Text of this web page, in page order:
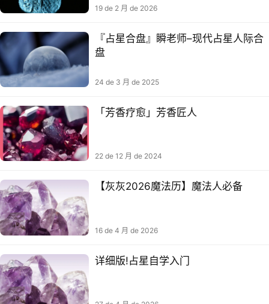
19 de 2 月 de 2026
『占星合盘』瞬老师–现代占星人际合
盘
24 de 3 月 de 2025
「芳香疗愈」芳香匠人
22 de 12 月 de 2024
【灰灰2026魔法历】魔法人必备
16 de 4 月 de 2026
详细版!占星自学入门